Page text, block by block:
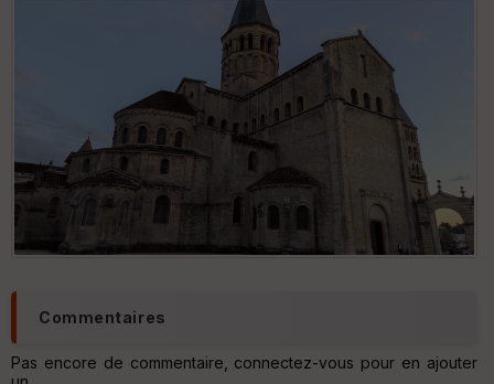
Commentaires
Pas encore de commentaire, connectez-vous pour en ajouter